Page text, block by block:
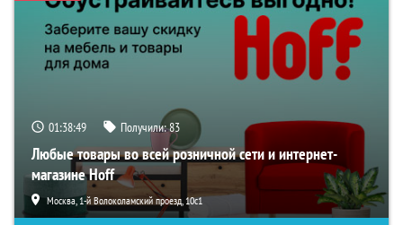
01:38:48 Получили:83
Любые товары во всей розничной сети и интернет-
магазине Hoff
Москва, 1-й Волоколамский проезд, 10с1